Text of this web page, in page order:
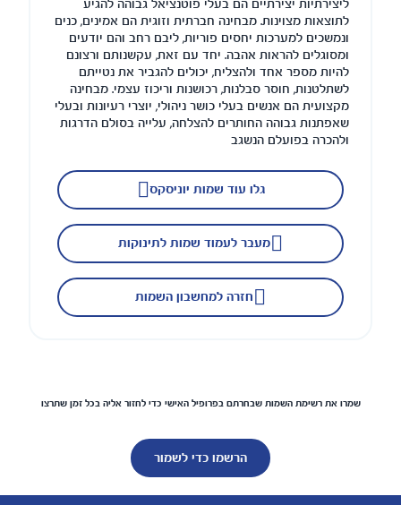
ליצירתיות יצירתיים הם בעלי פוטנציאל גבוהה להגיע
לתוצאות מצוינות. מבחינה חברתית וזוגית הם אמינים, כנים
ונמשכים למערכות יחסים פוריות, ליבם רחב והם יודעים
ומסוגלים להראות אהבה. יחד עם זאת, עקשנותם ורצונם
להיות מספר אחד ולהצליח, יכולים להגביר את נטייתם
לשתלטנות, חוסר סבלנות, רכושנות וריכוז עצמי. מבחינה
מקצועית הם אנשים בעלי כושר ניהולי, יוצרי רעיונות ובעלי
שאפתנות גבוהה החותרים להצלחה, עלייה בסולם הדרגות
ולהכרה בפועלם הנשגב
מעבר לעמוד שמות לתינוקות
חזרה למחשבון השמות
גלו עוד שמות יוניסקס
שמרו את רשימת השמות שבחרתם בפרופיל האישי כדי לחזור אליה בכל זמן שתרצו
הרשמו כדי לשמור